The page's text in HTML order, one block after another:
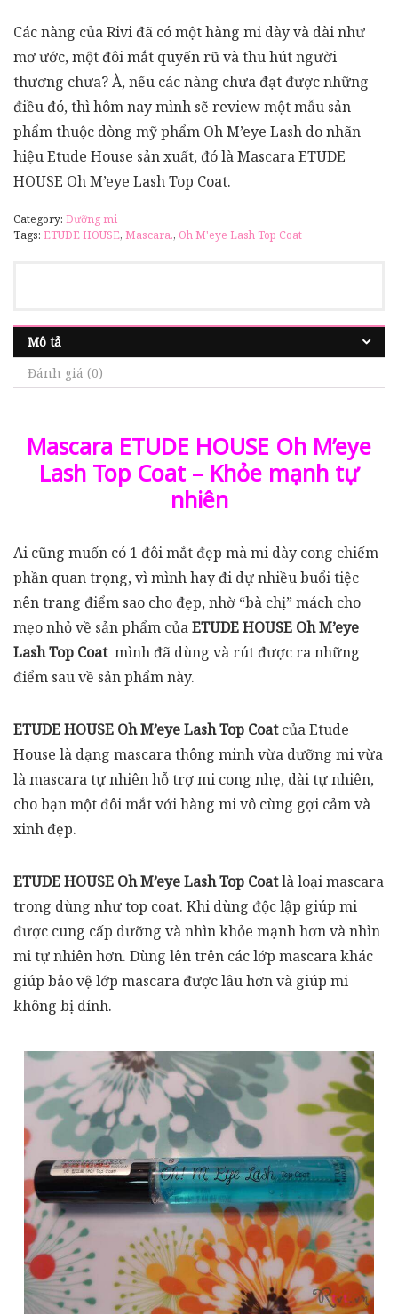
Các nàng của Rivi đã có một hàng mi dày và dài như
mơ ước, một đôi mắt quyến rũ và thu hút người
thương chưa? À, nếu các nàng chưa đạt được những
điều đó, thì hôm nay mình sẽ review một mẫu sản
phẩm thuộc dòng mỹ phẩm Oh M’eye Lash do nhãn
hiệu Etude House sản xuất, đó là Mascara ETUDE
HOUSE Oh M’eye Lash Top Coat.
Category: Dưỡng mi
Tags: ETUDE HOUSE, Mascara., Oh M'eye Lash Top Coat
Mô tả
Đánh giá (0)
Mascara ETUDE HOUSE Oh M’eye
Lash Top Coat – Khỏe mạnh tự
nhiên
Ai cũng muốn có 1 đôi mắt đẹp mà mi dày cong chiếm
phần quan trọng, vì mình hay đi dự nhiều buổi tiệc
nên trang điểm sao cho đẹp, nhờ “bà chị” mách cho
mẹo nhỏ về sản phẩm củaETUDE HOUSE Oh M’eye
Lash Top Coat mình đã dùng và rút được ra những
điểm sau về sản phẩm này.
ETUDE HOUSE Oh M’eye Lash Top Coatcủa Etude
House là dạng mascara thông minh vừa dưỡng mi vừa
là mascara tự nhiên hỗ trợ mi cong nhẹ, dài tự nhiên,
cho bạn một đôi mắt với hàng mi vô cùng gợi cảm và
xinh đẹp.
ETUDE HOUSE Oh M’eye Lash Top Coatlà loại mascara
trong dùng như top coat. Khi dùng độc lập giúp mi
được cung cấp dưỡng và nhìn khỏe mạnh hơn và nhìn
mi tự nhiên hơn. Dùng lên trên các lớp mascara khác
giúp bảo vệ lớp mascara được lâu hơn và giúp mi
không bị dính.